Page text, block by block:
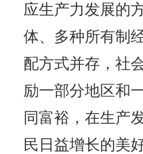
应生产力发展的
体、多种所有制
配方式并存，社
励一部分地区和
同富裕，在生产
民日益增长的美